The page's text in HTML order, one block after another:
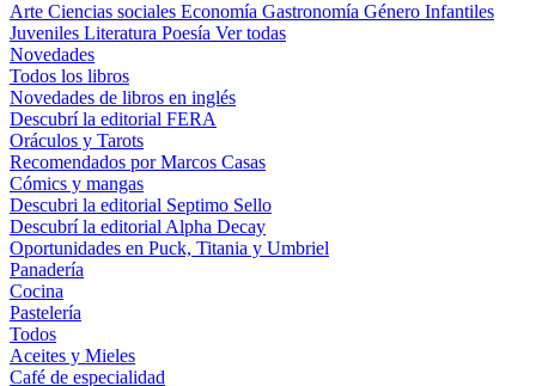
Arte Ciencias sociales Economía Gastronomía Género Infantiles
Juveniles Literatura Poesía Ver todas
Novedades
Todos los libros
Novedades de libros en inglés
Descubrí la editorial FERA
Oráculos y Tarots
Recomendados por Marcos Casas
Cómics y mangas
Descubri la editorial Septimo Sello
Descubrí la editorial Alpha Decay
Oportunidades en Puck, Titania y Umbriel
Panadería
Cocina
Pastelería
Todos
Aceites y Mieles
Café de especialidad